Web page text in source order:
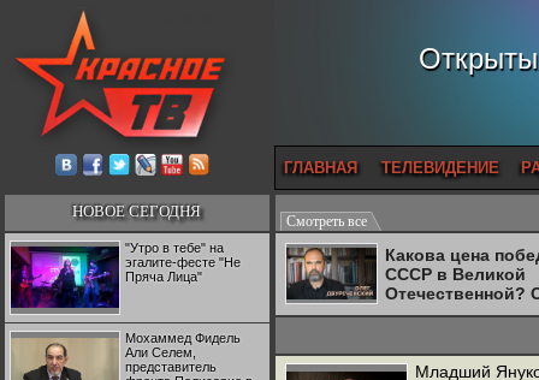
ГЛАВНАЯ ТЕЛЕВИДЕНИЕ
НОВОЕ СЕГОДНЯ
"Утро в тебе" на
эгалите-фесте "Не
Пряча Лица"
Мохаммед Фидель
Али Селем,
представитель
Смотреть все
Какова цена
СССР в Великой
Отечественной?
Двуреченский о
Младший